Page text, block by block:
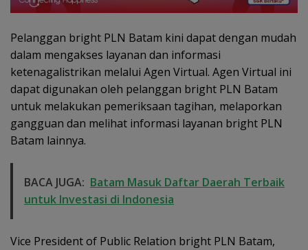
Pelanggan bright PLN Batam kini dapat dengan mudah
dalam mengakses layanan dan informasi
ketenagalistrikan melalui Agen Virtual. Agen Virtual ini
dapat digunakan oleh pelanggan bright PLN Batam
untuk melakukan pemeriksaan tagihan, melaporkan
gangguan dan melihat informasi layanan bright PLN
Batam lainnya.
BACA JUGA: Batam Masuk Daftar Daerah Terbaik
untuk Investasi di Indonesia
Vice President of Public Relation bright PLN Batam,